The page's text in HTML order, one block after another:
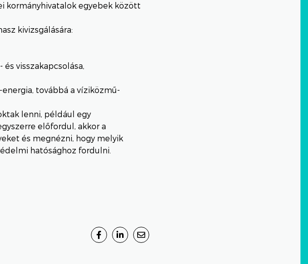
kormányhivatalok egyebek között
kivizsgálására:
visszakapcsolása,
továbbá a víziközmű-
lenni, például egy
előfordul, akkor a
és megnézni, hogy melyik
hatósághoz fordulni.